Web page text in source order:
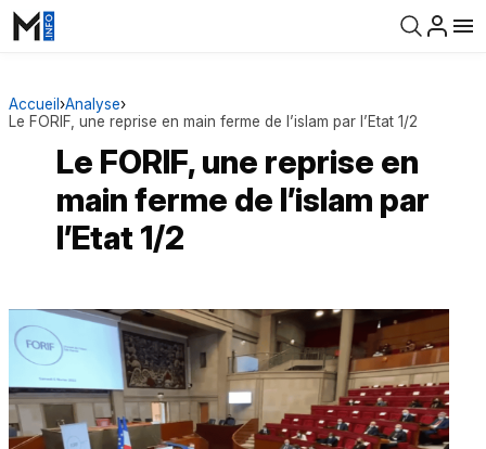
Accueil ›Analyse›
Le FORIF, une reprise en main ferme de l’islam par l’Etat 1/2
Le FORIF, une reprise en
main ferme de l’islam par
l’Etat 1/2